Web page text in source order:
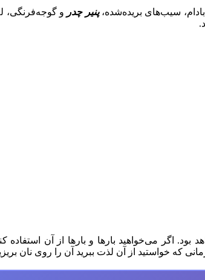
سیب‌های بریده‌شده،پنیر چدر و گوجه‌فرنگی،
اگر می‌خواهید بارها و بارها از آن استفاده
که خواستید از آن لذت ببرید آن را روی نان